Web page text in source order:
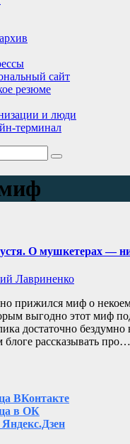
сайт
резюме
и люди
терминал
О мушкетерах —
Лавриненко
прижился миф о
выгодно этот миф
достаточно
блоге рассказывать про…
ВКонтакте
в ОК